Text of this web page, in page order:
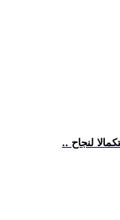
لنجاح